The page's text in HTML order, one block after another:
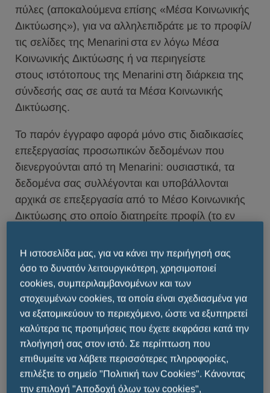
πύλες (αποκαλούμενα επίσης «Μέσα Κοινωνικής
Δικτύωσης»), για να αλληλεπιδράτε με το προφίλ/
τις σελίδες της Menarini στα εν λόγω Μέσα
Κοινωνικής Δικτύωσης ή να περιηγείστε
στους ιστότοπους της Menarini στη διάρκεια της
σύνδεσής σας σε αυτά τα Μέσα Κοινωνικής
Δικτύωσης.
Το παρόν έγγραφο αφορά μόνο στις διαδικασίες
επεξεργασίας προσωπικών δεδομένων που
διενεργούνται από τη Menarini: ουσιαστικά, τα
δεδομένα σας συλλέγονται και υποβάλλονται
αρχικά σε επεξεργασία από το Μέσο Κοινωνικής
Δικτύωσης στο οποίο διατηρείτε προφίλ (το εν
«Υπεύθυνος Επεξεργασίας Δεδομένων» των
προσωπικών δεδομένων σας), και
η Menarini αποκτά πρόσβαση σε μικρό μέρος των
δεδομένων σας που τηρεί το Μέσο Κοινωνικής
Δικτύωσης και τα επεξεργάζεται μόνον όταν
αλληλεπιδράτε με τους λογαριασμούς και τις
σελίδες κοινωνικής δικτύωσης ή/και
τους ιστότοπους της Menarini.
Η Menarini αποτελεί «ανεξάρτητο Υπεύθυνο
Η ιστοσελίδα μας, για να κάνει την περιήγησή σας
όσο το δυνατόν λειτουργικότερη, χρησιμοποιεί
cookies, συμπεριλαμβανομένων και των
στοχευμένων cookies, τα οποία είναι σχεδιασμένα για
να εξατομικεύουν το περιεχόμενο, ώστε να εξυπηρετεί
καλύτερα τις προτιμήσεις που έχετε εκφράσει κατά την
πλοήγησή σας στον ιστό. Σε περίπτωση που
επιθυμείτε να λάβετε περισσότερες πληροφορίες,
επιλέξτε το σημείο "Πολιτική των Cookies". Κάνοντας
την επιλογή "Αποδοχή όλων των cookies",